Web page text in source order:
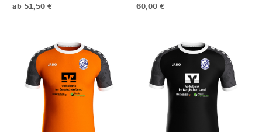
ab 51,50 €
60,00 €